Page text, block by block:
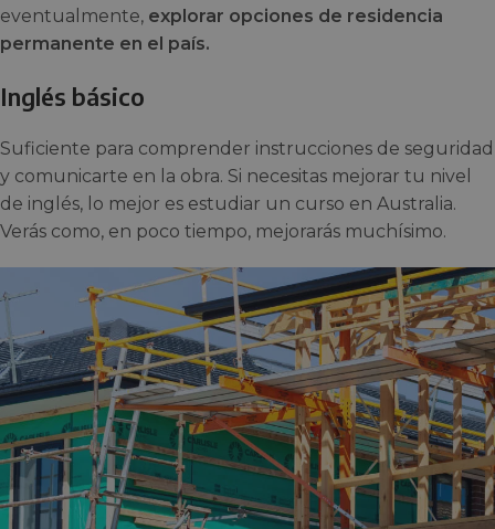
eventualmente, explorar opciones de residencia
permanente en el país.
Inglés básico
Suficiente para comprender instrucciones de seguridad
y comunicarte en la obra. Si necesitas mejorar tu nivel
de inglés, lo mejor es estudiar un curso en Australia.
Verás como, en poco tiempo, mejorarás muchísimo.